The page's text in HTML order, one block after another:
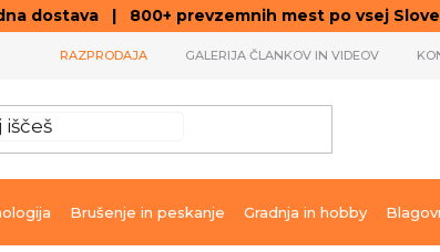
dostava | 800+ prevzemnih mest po vsej
RAZPRODAJA GALERIJA ČLANKOV IN VIDEOV
Brušenje in peskanje Gradnja in hobby